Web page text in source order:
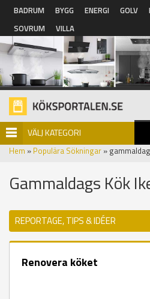
Hoppa till huvudinnehåll
BADRUM BYGG ENERGI GOLV
SOVRUM
VILLA
VÄLJ KATEGORI
Hem » Populära Sökningar »
Gammaldags Kök
REPORTAGE, TIPS & IDÉER
Renovera köket